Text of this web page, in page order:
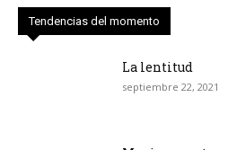
Tendencias del momento
La lentitud
septiembre 22, 2021